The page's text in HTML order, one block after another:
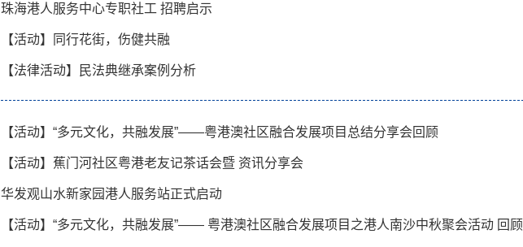
珠海港人服务中心专职社工 招聘启示
【活动】同行花街，伤健共融
【法律活动】民法典继承案例分析
【活动】“多元文化，共融发展”——粤港澳社区融合发展项目总结分享会回顾
【活动】蕉门河社区粤港老友记茶话会暨 资讯分享会
华发观山水新家园港人服务站正式启动
【活动】“多元文化，共融发展”—— 粤港澳社区融合发展项目之港人南沙中秋聚会活动 回顾